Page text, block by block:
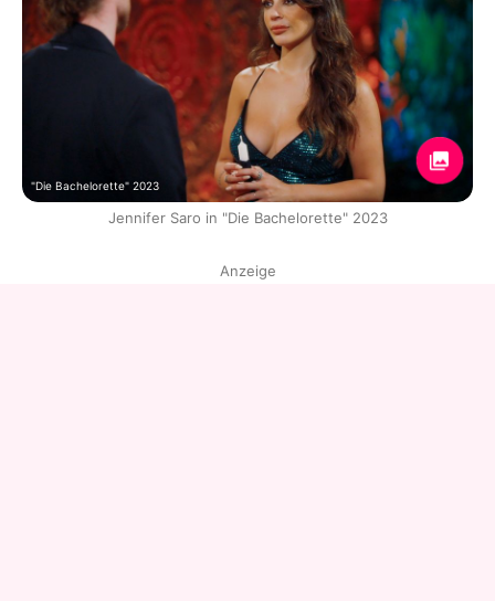
"Die Bachelorette" 2023
Jennifer Saro in "Die Bachelorette" 2023
Anzeige